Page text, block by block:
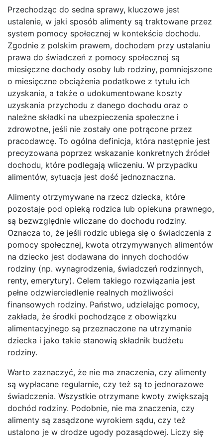
Przechodząc do sedna sprawy, kluczowe jest
ustalenie, w jaki sposób alimenty są traktowane przez
system pomocy społecznej w kontekście dochodu.
Zgodnie z polskim prawem, dochodem przy ustalaniu
prawa do świadczeń z pomocy społecznej są
miesięczne dochody osoby lub rodziny, pomniejszone
o miesięczne obciążenia podatkowe z tytułu ich
uzyskania, a także o udokumentowane koszty
uzyskania przychodu z danego dochodu oraz o
należne składki na ubezpieczenia społeczne i
zdrowotne, jeśli nie zostały one potrącone przez
pracodawcę. To ogólna definicja, która następnie jest
precyzowana poprzez wskazanie konkretnych źródeł
dochodu, które podlegają wliczeniu. W przypadku
alimentów, sytuacja jest dość jednoznaczna.
Alimenty otrzymywane na rzecz dziecka, które
pozostaje pod opieką rodzica lub opiekuna prawnego,
są bezwzględnie wliczane do dochodu rodziny.
Oznacza to, że jeśli rodzic ubiega się o świadczenia z
pomocy społecznej, kwota otrzymywanych alimentów
na dziecko jest dodawana do innych dochodów
rodziny (np. wynagrodzenia, świadczeń rodzinnych,
renty, emerytury). Celem takiego rozwiązania jest
pełne odzwierciedlenie realnych możliwości
finansowych rodziny. Państwo, udzielając pomocy,
zakłada, że środki pochodzące z obowiązku
alimentacyjnego są przeznaczone na utrzymanie
dziecka i jako takie stanowią składnik budżetu
rodziny.
Warto zaznaczyć, że nie ma znaczenia, czy alimenty
są wypłacane regularnie, czy też są to jednorazowe
świadczenia. Wszystkie otrzymane kwoty zwiększają
dochód rodziny. Podobnie, nie ma znaczenia, czy
alimenty są zasądzone wyrokiem sądu, czy też
ustalono je w drodze ugody pozasądowej. Liczy się